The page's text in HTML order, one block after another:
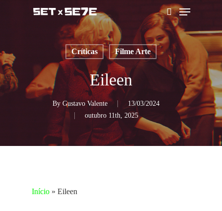
pesquisar
Menu
Críticas Filme Arte
Eileen
By Gustavo Valente
13/03/2024
outubro 11th, 2025
Início » Eileen